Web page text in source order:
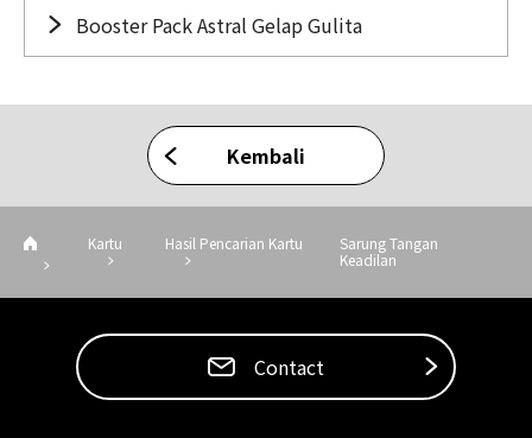
Booster Pack Astral Gelap Gulita
Kembali
Kartu Hasil Pencarian Kartu
Sarung Tangan
Keadilan
Contact